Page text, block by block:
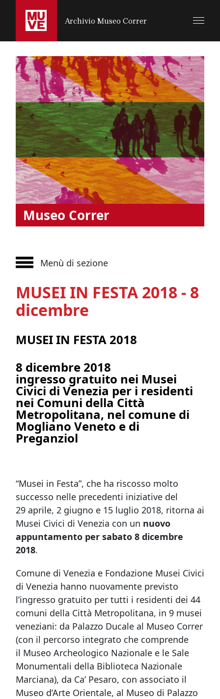
SALTA AL CONTENUTO PRINCIPALE
Archivio Museo Correr
Museo Correr
Menù di sezione
MUSEI IN FESTA 2018 - 8
dicembre
MUSEI IN FESTA 2018
8 dicembre 2018
ingresso gratuito nei Musei
Civici di Venezia per i residenti
nei Comuni della Città
Metropolitana, nel comune di
Mogliano Veneto e di
Preganziol
“Musei in Festa”, che ha riscosso molto
successo nelle precedenti iniziative del
29 aprile, 2 giugno e 15 luglio 2018, ritorna ai
Musei Civici di Venezia con un nuovo
appuntamento per sabato 8 dicembre
2018.
Comune di Venezia e Fondazione Musei Civici
di Venezia hanno nuovamente previsto
l’ingresso gratuito per tutti i residenti dei 44
comuni della Città Metropolitana, in 9 musei
veneziani: da Palazzo Ducale al Museo Correr
(con il percorso integrato che comprende
il Museo Archeologico Nazionale e le Sale
Monumentali della Biblioteca Nazionale
Marciana), da Ca’ Pesaro, con associato il
Museo d’Arte Orientale, al Museo di Palazzo